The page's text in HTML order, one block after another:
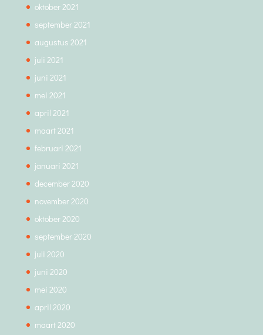
oktober 2021
september 2021
augustus 2021
juli 2021
juni 2021
mei 2021
april 2021
maart 2021
februari 2021
januari 2021
december 2020
november 2020
oktober 2020
september 2020
juli 2020
juni 2020
mei 2020
april 2020
maart 2020